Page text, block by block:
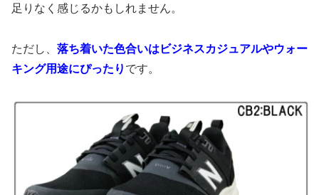
足りなく感じるかもしれません。
ただし、 落ち着いた色合いはビジネスカジュアルやウォー
キング用途にぴったり です。